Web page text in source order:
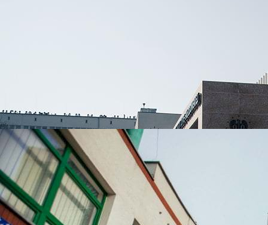
УНІВЕРСИТЕТИ, ЯКІНАЙЧАСТІШЕВИБИРАЮТЬ